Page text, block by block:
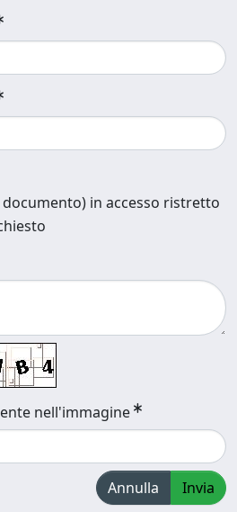
in accesso ristretto
nell'immagine
Annulla Invia